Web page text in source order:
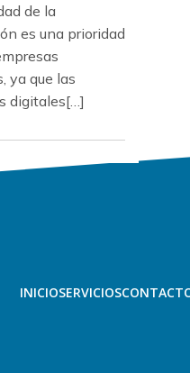
de la
es una prioridad
ya que las
digitales[…]
INICIOSERVICIOS